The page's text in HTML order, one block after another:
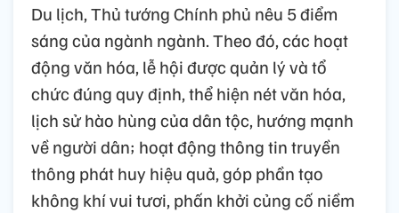
Du lịch, Thủ tướng Chính phủ nêu 5 điểm
sáng của ngành ngành. Theo đó, các hoạt
động văn hóa, lễ hội được quản lý và tổ
chức đúng quy định, thể hiện nét văn hóa,
lịch sử hào hùng của dân tộc, hướng mạnh
về người dân; hoạt động thông tin truyền
thông phát huy hiệu quả, góp phần tạo
không khí vui tươi, phấn khởi củng cố niềm